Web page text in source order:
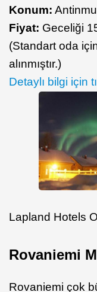
Konum:
Fiyat: Geceliği
(Standart oda
alınmıştır.)
Detaylı bilgi için
Lapland Hotels
Rovaniemi
Rovaniemi çok